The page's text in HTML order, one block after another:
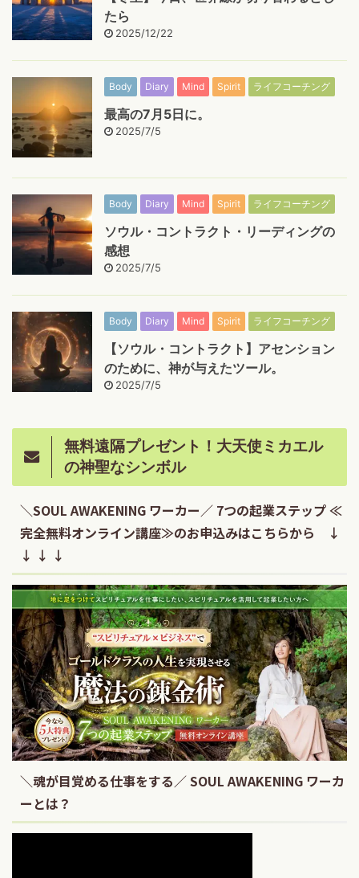
たら
2025/12/22
Body Diary Mind Spirit ライフコーチング
最高の7月5日に。
2025/7/5
Body Diary Mind Spirit ライフコーチング
ソウル・コントラクト・リーディングの
感想
2025/7/5
Body Diary Mind Spirit ライフコーチング
【ソウル・コントラクト】アセンション
のために、神が与えたツール。
2025/7/5
無料遠隔プレゼント！大天使ミカエル
の神聖なシンボル
＼SOUL AWAKENING ワーカー／ 7つの起業ステップ ≪
完全無料オンライン講座≫のお申込みはこちらから ↓
↓ ↓ ↓
＼魂が目覚める仕事をする／ SOUL AWAKENING ワーカ
ーとは？